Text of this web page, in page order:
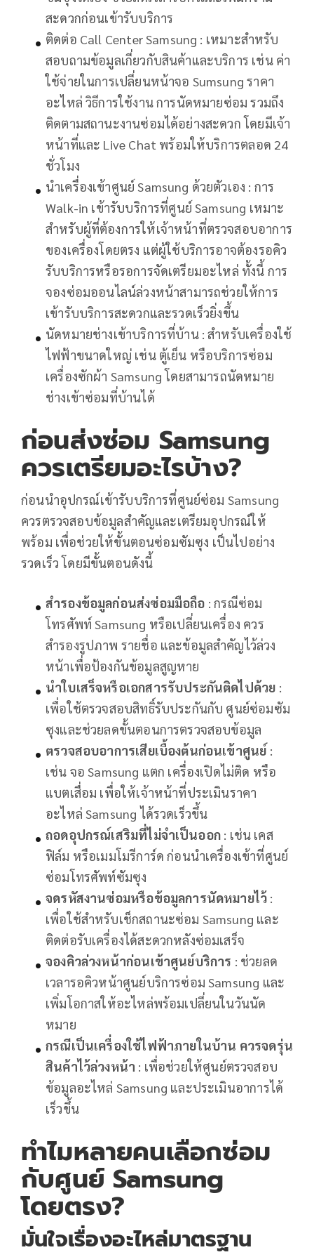
สะดวกก่อนเข้ารับบริการ
ติดต่อ Call Center Samsung : เหมาะสำหรับ
สอบถามข้อมูลเกี่ยวกับสินค้าและบริการ เช่น ค่า
ใช้จ่ายในการเปลี่ยนหน้าจอ Sumsung ราคา
อะไหล่ วิธีการใช้งาน การนัดหมายซ่อม รวมถึง
ติดตามสถานะงานซ่อมได้อย่างสะดวก โดยมีเจ้า
หน้าที่และ Live Chat พร้อมให้บริการตลอด 24
ชั่วโมง
นำเครื่องเข้าศูนย์ Samsung ด้วยตัวเอง : การ
Walk-in เข้ารับบริการที่ศูนย์ Samsung เหมาะ
สำหรับผู้ที่ต้องการให้เจ้าหน้าที่ตรวจสอบอาการ
ของเครื่องโดยตรง แต่ผู้ใช้บริการอาจต้องรอคิว
รับบริการหรือรอการจัดเตรียมอะไหล่ ทั้งนี้ การ
จองซ่อมออนไลน์ล่วงหน้าสามารถช่วยให้การ
เข้ารับบริการสะดวกและรวดเร็วยิ่งขึ้น
นัดหมายช่างเข้าบริการที่บ้าน : สำหรับเครื่องใช้
ไฟฟ้าขนาดใหญ่ เช่น ตู้เย็น หรือบริการซ่อม
เครื่องซักผ้า Samsung โดยสามารถนัดหมาย
ช่างเข้าซ่อมที่บ้านได้
ก่อนส่งซ่อม Samsung
ควรเตรียมอะไรบ้าง?
ก่อนนำอุปกรณ์เข้ารับบริการที่ศูนย์ซ่อม Samsung
ควรตรวจสอบข้อมูลสำคัญและเตรียมอุปกรณ์ให้
พร้อม เพื่อช่วยให้ขั้นตอนซ่อมซัมซุง เป็นไปอย่าง
รวดเร็ว โดยมีขั้นตอนดังนี้
สำรองข้อมูลก่อนส่งซ่อมมือถือ : กรณีซ่อม
โทรศัพท์ Samsung หรือเปลี่ยนเครื่อง ควร
สำรองรูปภาพ รายชื่อ และข้อมูลสำคัญไว้ล่วง
หน้าเพื่อป้องกันข้อมูลสูญหาย
นำใบเสร็จหรือเอกสารรับประกันติดไปด้วย :
เพื่อใช้ตรวจสอบสิทธิ์รับประกันกับ ศูนย์ซ่อมซัม
ซุงและช่วยลดขั้นตอนการตรวจสอบข้อมูล
ตรวจสอบอาการเสียเบื้องต้นก่อนเข้าศูนย์ :
เช่น จอ Samsung แตก เครื่องเปิดไม่ติด หรือ
แบตเสื่อม เพื่อให้เจ้าหน้าที่ประเมินราคา
อะไหล่ Samsung ได้รวดเร็วขึ้น
ถอดอุปกรณ์เสริมที่ไม่จำเป็นออก : เช่น เคส
ฟิล์ม หรือเมมโมรีการ์ด ก่อนนำเครื่องเข้าที่ศูนย์
ซ่อมโทรศัพท์ซัมซุง
จดรหัสงานซ่อมหรือข้อมูลการนัดหมายไว้ :
เพื่อใช้สำหรับเช็กสถานะซ่อม Samsung และ
ติดต่อรับเครื่องได้สะดวกหลังซ่อมเสร็จ
จองคิวล่วงหน้าก่อนเข้าศูนย์บริการ : ช่วยลด
เวลารอคิวหน้าศูนย์บริการซ่อม Samsung และ
เพิ่มโอกาสให้อะไหล่พร้อมเปลี่ยนในวันนัด
หมาย
กรณีเป็นเครื่องใช้ไฟฟ้าภายในบ้าน ควรจดรุ่น
สินค้าไว้ล่วงหน้า : เพื่อช่วยให้ศูนย์ตรวจสอบ
ข้อมูลอะไหล่ Samsung และประเมินอาการได้
เร็วขึ้น
ทำไมหลายคนเลือกซ่อม
กับศูนย์ Samsung
โดยตรง?
มั่นใจเรื่องอะไหล่มาตรฐาน